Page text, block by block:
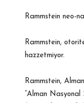
Rammstein neo-
Rammstein,
hazzetmiyor.
Rammstein,
“Alman Nasyonal